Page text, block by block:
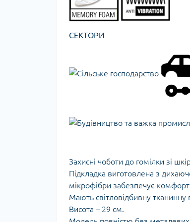
СЕКТОРИ
Захисні чоботи до гомілки зі
Підкладка виготовлена з
мікрофібри забезпечує
Мають світловідбивну тканинну
Висота – 29 см.